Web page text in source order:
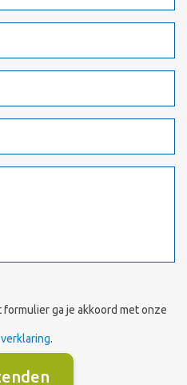
ga je akkoord met onze
.